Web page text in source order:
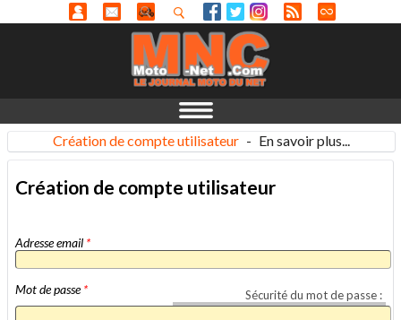
Création de compte utilisateur - En savoir plus...
Création de compte utilisateur
Adresse email *
Sécurité du mot de passe :
Mot de passe*